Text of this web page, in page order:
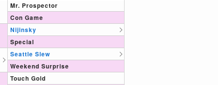
Mr. Prospector
Con Game
Nijinsky
Special
Seattle Slew
Weekend Surprise
Touch Gold